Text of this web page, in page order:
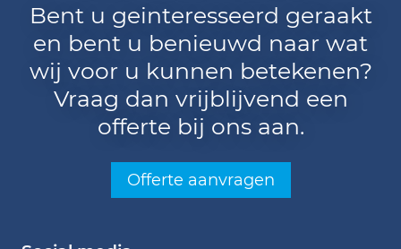
Bent u geinteresseerd geraakt
en bent u benieuwd naar wat
wij voor u kunnen betekenen?
Vraag dan vrijblijvend een
offerte bij ons aan.
Offerte aanvragen